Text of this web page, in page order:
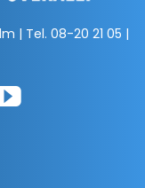
| Tel. 08-20 21 05 |